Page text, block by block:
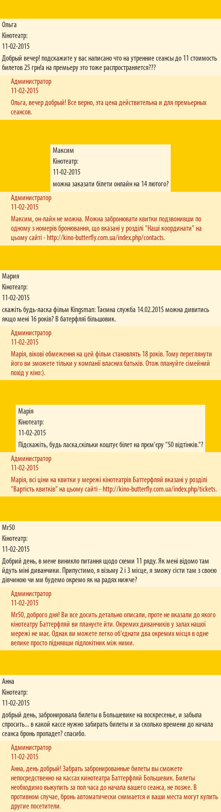
Ольга
Кінотеатр:
11-02-2015
Добрый вечер! подскажите у вас написано что на утренние сеансы до 11 стоимость
билетов 25 грн!а на премьеру это тоже распространяется???
Администратор
11-02-2015
Ольга, вечер добрый! Все верно, эта цена действительна и для премьерных
сеансов.
Максим
Кінотеатр:
11-02-2015
можна заказати білети онлайн на 14 лютого?
Администратор
11-02-2015
Максим, он-лайн не можна. Можна забронювати квитки подзвонивши по
одному з номерів бронювання, що вказані у розділі "Наші координати" на
цьому сайті - http://kino-butterfly.com.ua/index.php/contacts.
Мария
Кінотеатр:
11-02-2015
скажіть будь-ласка фільм Kingsman: Таємна служба 14.02.2015 можна дивитись
якщо мені 16 років? В батерфляї більшовик.
Администратор
11-02-2015
Марія, вікові обмеження на цей фільм становлять 18 років. Тому переглянути
його ви зможете тільки у компанії власних батьків. Отож плануйте сімейний
похід у кіно:).
Марія
Кінотеатр:
11-02-2015
Підскажіть, будь ласка,скільки коштує білет на прєм'єру "50 відтінків."?
Администратор
11-02-2015
Марія, всі ціни на квитки у мережі кінотеатрів Баттерфляй вказані у розділі
"Вартість квитків" на цьому сайті - http://kino-butterfly.com.ua/index.php/tickets.
Mr50
Кінотеатр:
11-02-2015
Добрий день, в мене виникло питання щодо схеми 11 ряду. Як мені відомо там
йдуть міні диванчики. Припустимо, я візьму 2 і 3 місце, я зможу сісти там з своєю
дівчиною чи ми будемо окремо як на радях нижче?
Администратор
11-02-2015
Mr50, доброго дня! Ви все досить детально описали, проте не вказали до якого
кінотеатру Баттерфляй ви плануєте йти. Окремих диванчиків у залах нашої
мережі не має. Однак ви можете легко об'єднати два окремих місця в одне
велике просто піднявши підлокітник між ними.
Анна
Кінотеатр:
11-02-2015
добрый день, забронировала билеты в Большевике на воскресенье, и забыла
спросить... в какой кассе нужно забирать билеты и за сколько времени до начала
сеанса бронь пропадет? спасибо.
Администратор
11-02-2015
Анна, день добрый! Забрать забронированные билеты вы сможете
непосредственно на кассах кинотеатра Баттерфляй Большевик. Билеты
необходимо выкупить за пол часа до начала вашего сеанса, не позже. В
противном случае, бронь автоматически снимается и ваши места могут купить
другие посетители.